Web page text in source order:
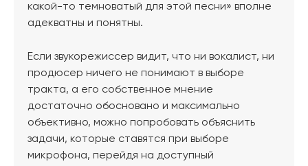
какой-то темноватый для этой песни» вполне
адекватны и понятны.
Если звукорежиссер видит, что ни вокалист, ни
продюсер ничего не понимают в выборе
тракта, а его собственное мнение
достаточно обосновано и максимально
объективно, можно попробовать объяснить
задачи, которые ставятся при выборе
микрофона, перейдя на доступный